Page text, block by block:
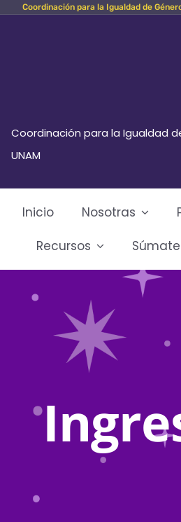
Skip Coordinación para la Igualdad de
Coordinación para la Igualdad
UNAM
Inicio Nosotras
Recursos
Súmate